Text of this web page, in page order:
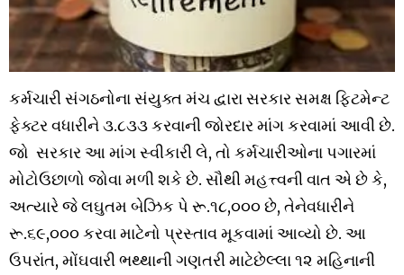
કર્મચારીસંગઠનોનાસંયુક્તમંચદ્વારાસરકારસમક્ષ ફિટમેન્ટ
ફેક્ટરવધારીને૩.૮૩૩કરવાની જોરદારમાંગકરવામાંઆવીછે.
જો સરકારઆ માંગસ્વીકારીલે, તો કર્મચારીઓનાપગારમાં
મોટોઉછાળો જોવામળીશકે છે. સૌથીમહત્ત્વનીવાતએછેકે,
અત્યારેજેલઘુતમ બેઝિક પે રૂ.૧૮,૦૦૦ છે, તેનેવધારીને
રૂ.૬૯,૦૦૦ કરવામાટેનો પ્રસ્તાવમૂકવામાંઆવ્યો છે. આ
ઉપરાંત, મોંઘવારીભથ્થાનીગણતરીમાટેછેલ્લા૧૨ મહિનાની